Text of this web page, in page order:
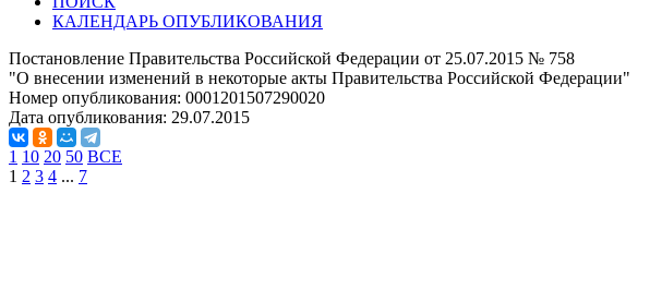
КАЛЕНДАРЬ ОПУБЛИКОВАНИЯ
Постановление Правительства Российской Федерации от 25.07.2015 № 758
"О внесении изменений в некоторые акты Правительства Российской Федерации"
Номер опубликования: 0001201507290020
Дата опубликования: 29.07.2015
1 10 20 50 ВСЕ
1 2 3 4 ... 7